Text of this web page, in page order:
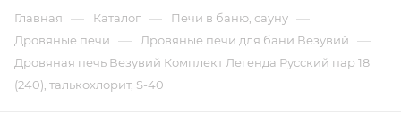
Главная — Каталог — Печи в баню, сауну —
Дровяные печи — Дровяные печи для бани Везувий —
Дровяная печь Везувий Комплект Легенда Русский пар 18
(240), талькохлорит, S-40